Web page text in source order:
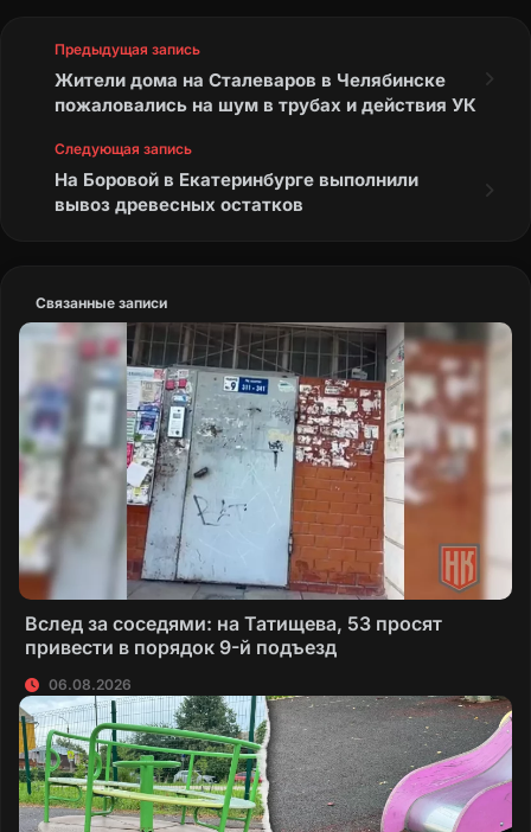
Предыдущая запись
Жители дома на Сталеваров в Челябинске
пожаловались на шум в трубах и действия УК
Следующая запись
На Боровой в Екатеринбурге выполнили
вывоз древесных остатков
Связанные записи
Вслед за соседями: на Татищева, 53 просят
привести в порядок 9-й подъезд
06.08.2026